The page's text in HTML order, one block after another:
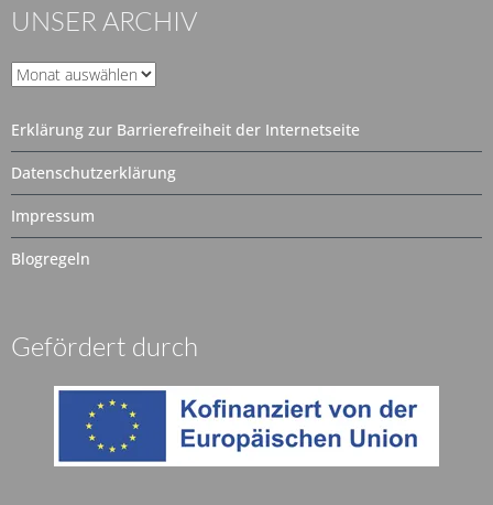
UNSER ARCHIV
Unser
Erklärung zur Barrierefreiheit der Internetseite
Datenschutzerklärung
Impressum
Blogregeln
Gefördert durch